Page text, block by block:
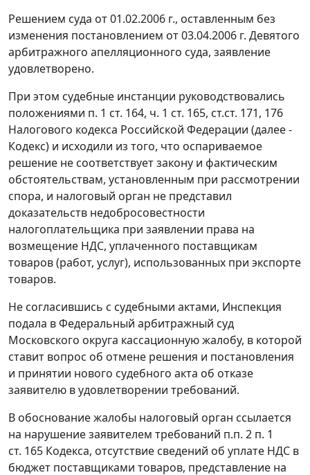
Решением суда от 01.02.2006 г., оставленным без
изменения постановлением от 03.04.2006 г. Девятого
арбитражного апелляционного суда, заявление
удовлетворено.
При этом судебные инстанции руководствовались
положениями п. 1 ст. 164, ч. 1 ст. 165, ст.ст. 171, 176
Налогового кодекса Российской Федерации (далее -
Кодекс) и исходили из того, что оспариваемое
решение не соответствует закону и фактическим
обстоятельствам, установленным при рассмотрении
спора, и налоговый орган не представил
доказательств недобросовестности
налогоплательщика при заявлении права на
возмещение НДС, уплаченного поставщикам
товаров (работ, услуг), использованных при экспорте
товаров.
Не согласившись с судебными актами, Инспекция
подала в Федеральный арбитражный суд
Московского округа кассационную жалобу, в которой
ставит вопрос об отмене решения и постановления
и принятии нового судебного акта об отказе
заявителю в удовлетворении требований.
В обоснование жалобы налоговый орган ссылается
на нарушение заявителем требований п.п. 2 п. 1
ст. 165 Кодекса, отсутствие сведений об уплате НДС в
бюджет поставщиками товаров, представление на